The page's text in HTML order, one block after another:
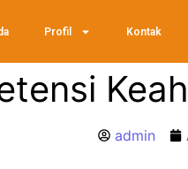
Profil Kontak
admin